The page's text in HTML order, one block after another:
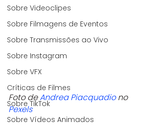
Sobre Videoclipes
Sobre Filmagens de Eventos
Sobre Transmissões ao Vivo
Sobre Instagram
Sobre VFX
Críticas de Filmes
Sobre TikTok
Sobre Vídeos Animados
Foto de Andrea Piacquadio no
Pexels